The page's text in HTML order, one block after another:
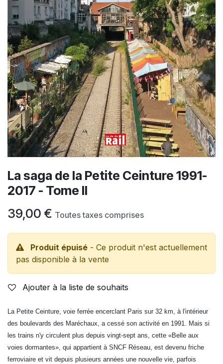
La saga de la Petite Ceinture 1991-
2017 - Tome II
39,00 € Toutes taxes comprises
Produit épuisé - Ce produit n'est actuellement
pas disponible à la vente
Ajouter à la liste de souhaits
La Petite Ceinture, voie ferrée encerclant Paris sur 32 km, à l'intérieur
des boulevards des Maréchaux, a cessé son activité en 1991. Mais si
les trains n'y circulent plus depuis vingt-sept ans, cette «Belle aux
voies dormantes», qui appartient à SNCF Réseau, est devenu friche
ferroviaire et vit depuis plusieurs années une nouvelle vie, parfois